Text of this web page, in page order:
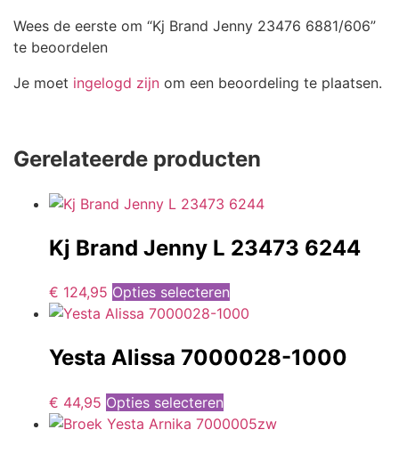
Wees de eerste om “Kj Brand Jenny 23476 6881/606”
te beoordelen
Je moet ingelogd zijn om een beoordeling te plaatsen.
Gerelateerde producten
Kj Brand Jenny L 23473 6244
€ 124,95 Opties selecteren
Yesta Alissa 7000028-1000
€ 44,95 Opties selecteren